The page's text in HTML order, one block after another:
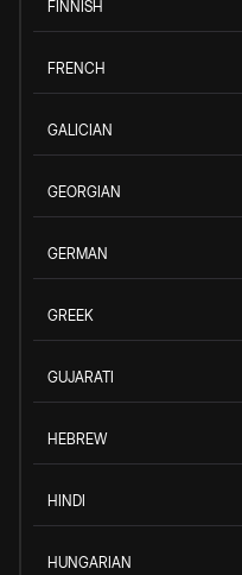
FINNISH
FRENCH
GALICIAN
GEORGIAN
GERMAN
GREEK
GUJARATI
HEBREW
HINDI
HUNGARIAN